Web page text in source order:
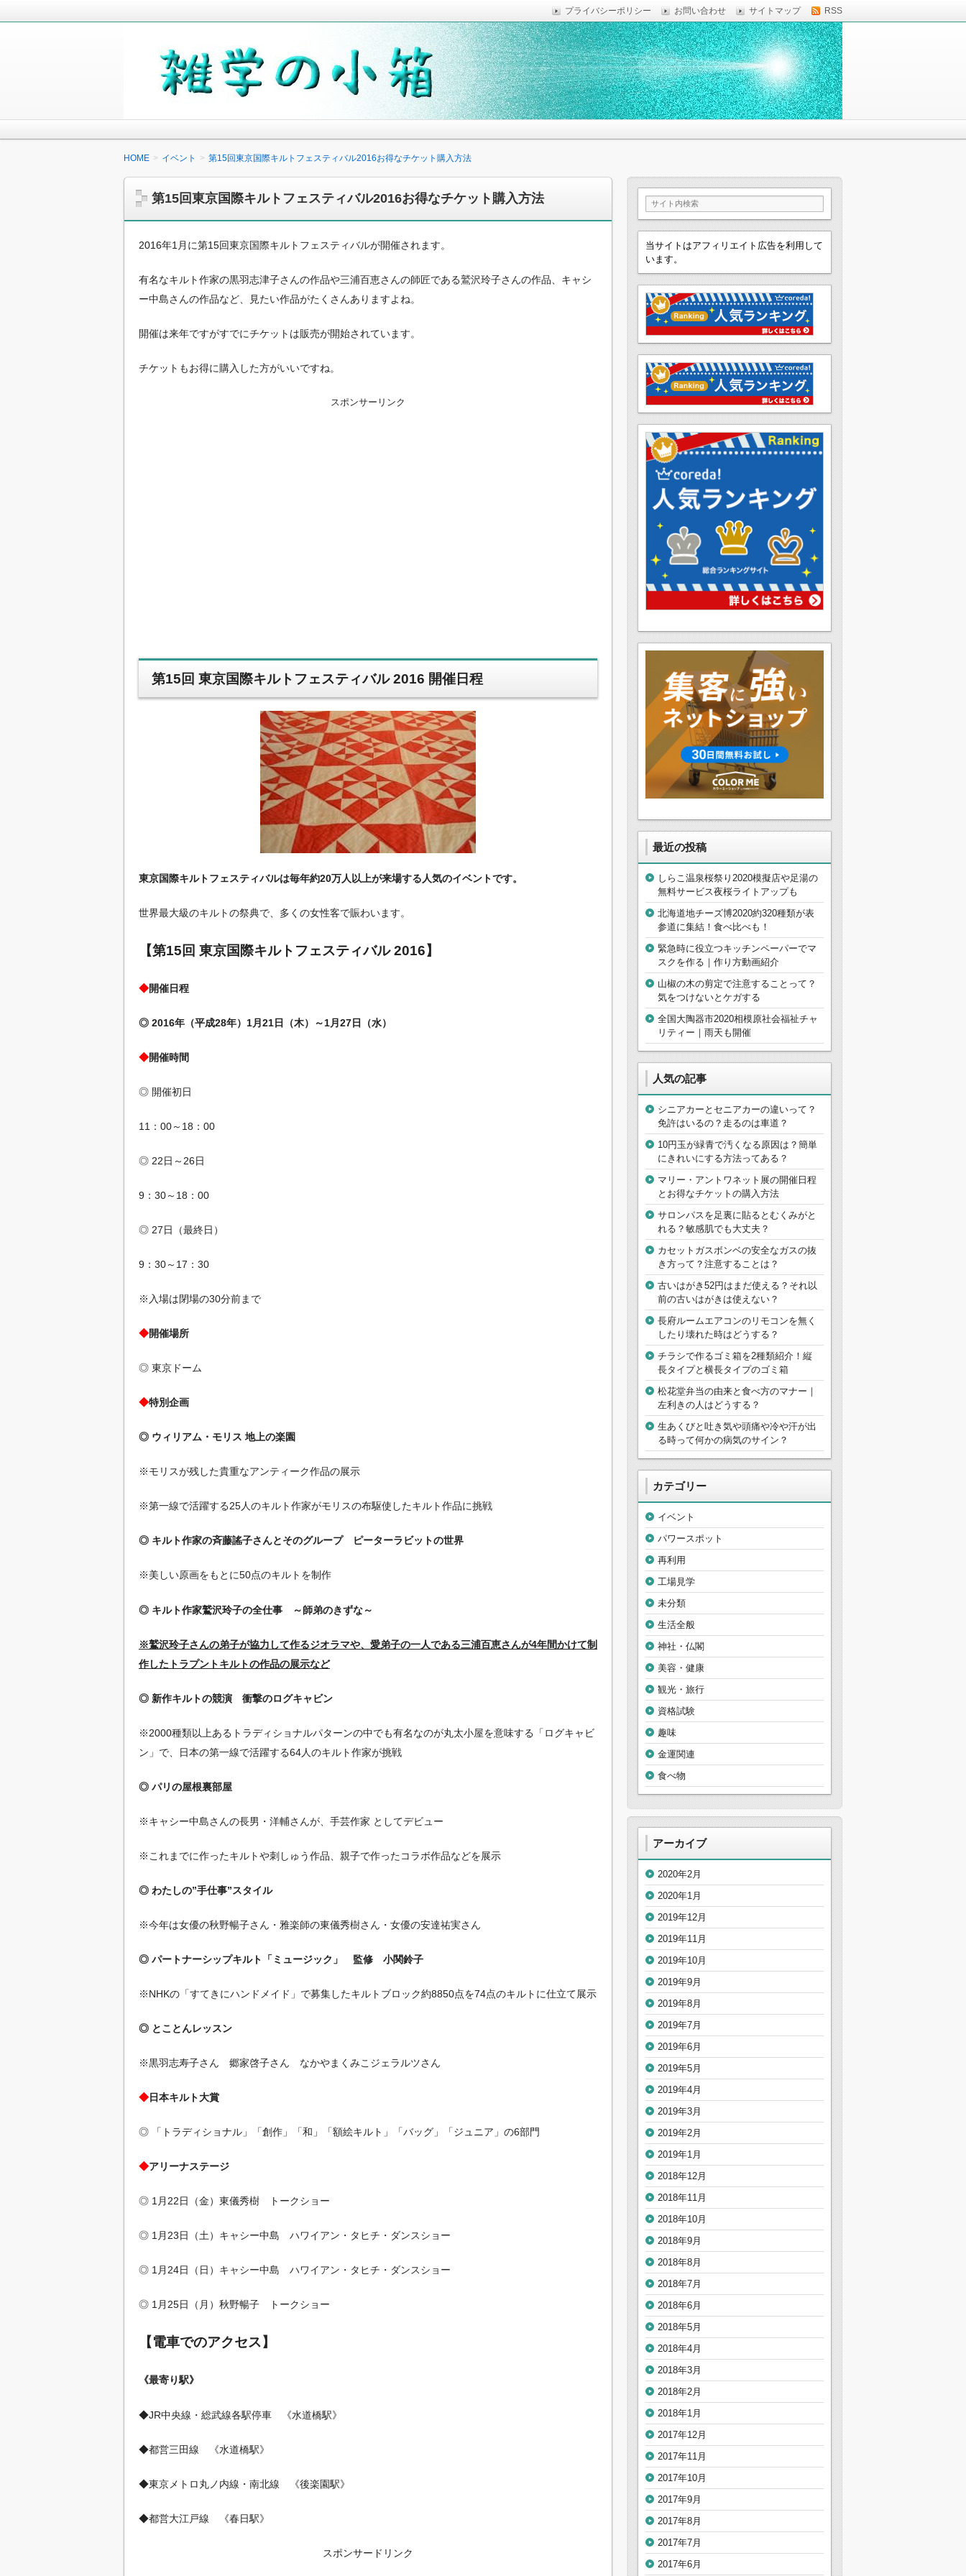
RSS
プライバシーポリシー お問い合わせ サイトマップ
雑学の小箱
毎日の生活の中で気になったことや知っていれば便利なことなどを気がついた時に綴っています。
少しでも役に立つことがあれば嬉しく思います。
HOME イベント 第15回東京国際キルトフェスティバル2016お得なチケット購入方法
第15回東京国際キルトフェスティバル2016お得なチケット購入方法
2016年1月に第15回東京国際キルトフェスティバルが開催されます。
有名なキルト作家の黒羽志津子さんの作品や三浦百恵さんの師匠である鷲沢玲子さんの作品、キャシ
ー中島さんの作品など、見たい作品がたくさんありますよね。
開催は来年ですがすでにチケットは販売が開始されています。
チケットもお得に購入した方がいいですね。
スポンサーリンク
第15回 東京国際キルトフェスティバル 2016 開催日程
東京国際キルトフェスティバルは毎年約20万人以上が来場する人気のイベントです。
世界最大級のキルトの祭典で、多くの女性客で賑わいます。
【第15回 東京国際キルトフェスティバル 2016】
◆開催日程
◎ 2016年（平成28年）1月21日（木）～1月27日（水）
◆開催時間
◎ 開催初日
11：00～18：00
◎ 22日～26日
9：30～18：00
◎ 27日（最終日）
9：30～17：30
※入場は閉場の30分前まで
◆開催場所
◎ 東京ドーム
◆特別企画
◎ ウィリアム・モリス 地上の楽園
※モリスが残した貴重なアンティーク作品の展示
※第一線で活躍する25人のキルト作家がモリスの布駆使したキルト作品に挑戦
◎ キルト作家の斉藤謠子さんとそのグループ ピーターラビットの世界
※美しい原画をもとに50点のキルトを制作
◎ キルト作家鷲沢玲子の全仕事 ～師弟のきずな～
※鷲沢玲子さんの弟子が協力して作るジオラマや、愛弟子の一人である三浦百恵さんが4年間かけて制
作したトラプントキルトの作品の展示など
◎ 新作キルトの競演 衝撃のログキャビン
※2000種類以上あるトラディショナルパターンの中でも有名なのが丸太小屋を意味する「ログキャビ
ン」で、日本の第一線で活躍する64人のキルト作家が挑戦
◎ パリの屋根裏部屋
※キャシー中島さんの長男・洋輔さんが、手芸作家 としてデビュー
※これまでに作ったキルトや刺しゅう作品、親子で作ったコラボ作品などを展示
◎ わたしの”手仕事”スタイル
※今年は女優の秋野暢子さん・雅楽師の東儀秀樹さん・女優の安達祐実さん
◎ パートナーシップキルト「ミュージック」 監修 小関鈴子
※NHKの「すてきにハンドメイド」で募集したキルトブロック約8850点を74点のキルトに仕立て展示
◎ とことんレッスン
※黒羽志寿子さん 郷家啓子さん なかやまくみこジェラルツさん
◆日本キルト大賞
◎ 「トラディショナル」「創作」「和」「額絵キルト」「バッグ」「ジュニア」の6部門
◆アリーナステージ
◎ 1月22日（金）東儀秀樹 トークショー
◎ 1月23日（土）キャシー中島 ハワイアン・タヒチ・ダンスショー
◎ 1月24日（日）キャシー中島 ハワイアン・タヒチ・ダンスショー
◎ 1月25日（月）秋野暢子 トークショー
【電車でのアクセス】
《最寄り駅》
◆JR中央線・総武線各駅停車 《水道橋駅》
◆都営三田線 《水道橋駅》
◆東京メトロ丸ノ内線・南北線 《後楽園駅》
◆都営大江戸線 《春日駅》
スポンサードリンク
当サイトはアフィリエイト広告を利用して
います。
最近の投稿
しらこ温泉桜祭り2020模擬店や足湯の
無料サービス夜桜ライトアップも
北海道地チーズ博2020約320種類が表
参道に集結！食べ比べも！
緊急時に役立つキッチンペーパーでマ
スクを作る｜作り方動画紹介
山椒の木の剪定で注意することって？
気をつけないとケガする
全国大陶器市2020相模原社会福祉チャ
リティー｜雨天も開催
人気の記事
シニアカーとセニアカーの違いって？
免許はいるの？走るのは車道？
10円玉が緑青で汚くなる原因は？簡単
にきれいにする方法ってある？
マリー・アントワネット展の開催日程
とお得なチケットの購入方法
サロンパスを足裏に貼るとむくみがと
れる？敏感肌でも大丈夫？
カセットガスボンベの安全なガスの抜
き方って？注意することは？
古いはがき52円はまだ使える？それ以
前の古いはがきは使えない？
長府ルームエアコンのリモコンを無く
したり壊れた時はどうする？
チラシで作るゴミ箱を2種類紹介！縦
長タイプと横長タイプのゴミ箱
松花堂弁当の由来と食べ方のマナー｜
左利きの人はどうする？
生あくびと吐き気や頭痛や冷や汗が出
る時って何かの病気のサイン？
カテゴリー
イベント
パワースポット
再利用
工場見学
未分類
生活全般
神社・仏閣
美容・健康
観光・旅行
資格試験
趣味
金運関連
食べ物
アーカイブ
2020年2月
2020年1月
2019年12月
2019年11月
2019年10月
2019年9月
2019年8月
2019年7月
2019年6月
2019年5月
2019年4月
2019年3月
2019年2月
2019年1月
2018年12月
2018年11月
2018年10月
2018年9月
2018年8月
2018年7月
2018年6月
2018年5月
2018年4月
2018年3月
2018年2月
2018年1月
2017年12月
2017年11月
2017年10月
2017年9月
2017年8月
2017年7月
2017年6月